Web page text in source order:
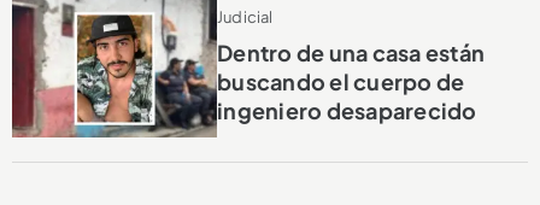
Judicial
Dentro de una casa están
buscando el cuerpo de
ingeniero desaparecido